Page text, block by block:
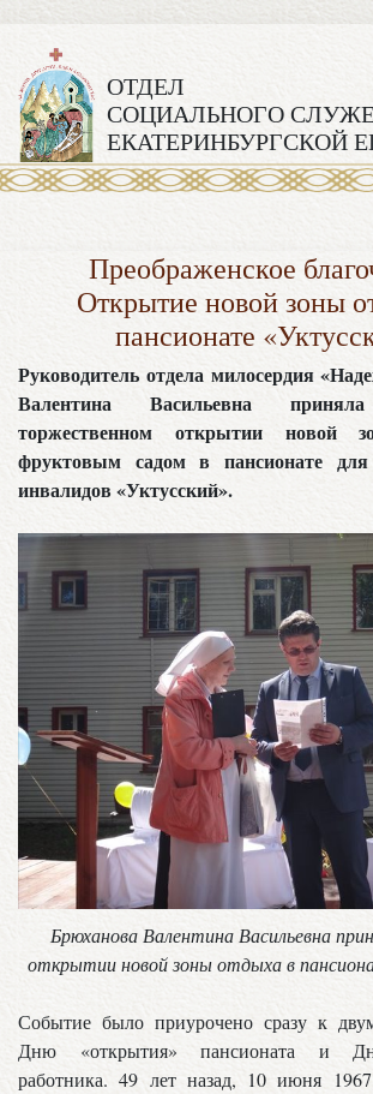
ОТДЕЛ
СОЦИАЛЬНОГО
ЕКАТЕРИНБУРГСКОЙ
Преображенское
Открытие новой зоны
пансионате
Руководитель отдела милосердия
Валентина Васильевна
торжественном открытии новой
фруктовым садом в пансионате
инвалидов «Уктусский».
Брюханова Валентина Васильевна
открытии новой зоны отдыха в
Событие было приурочено сразу к
Дню «открытия» пансионата и
работника. 49 лет назад, 10 июня